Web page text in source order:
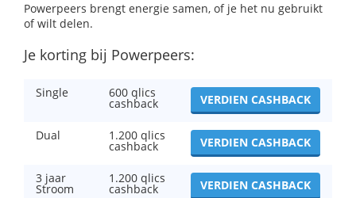
Powerpeers brengt energie samen, of je het nu gebruikt
of wilt delen.
Je korting bij Powerpeers:
Single 600 qlics
cashback VERDIEN CASHBACK
Dual 1.200 qlics
cashback VERDIEN CASHBACK
3 jaar
Stroom
1.200 qlics
cashback VERDIEN CASHBACK